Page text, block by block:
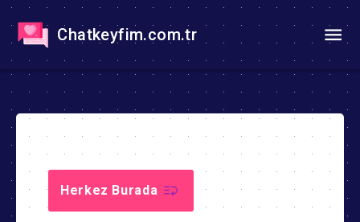
Chatkeyfim.com.tr
Herkez Burada